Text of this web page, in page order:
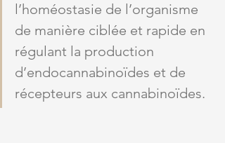
l’homéostasie de l’organisme
de manière ciblée et rapide en
régulant la production
d’endocannabinoïdes et de
récepteurs aux cannabinoïdes.